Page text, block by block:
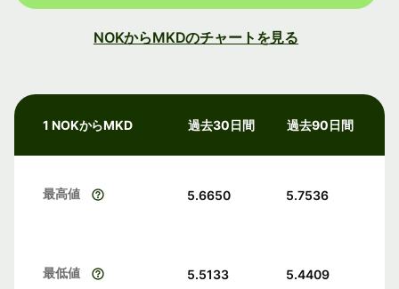
NOKからMKDのチャートを見る
1 NOKからMKD 過去30日間 過去90日間
最高値 5.6650 5.7536
最低値 5.5133 5.4409